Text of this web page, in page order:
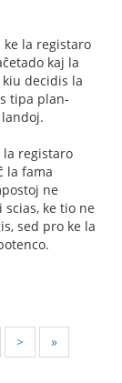
ke la registaro
kaj la
decidis la
tipa plan-
la registaro
la fama
ne
ke tio ne
sed pro ke la
> »